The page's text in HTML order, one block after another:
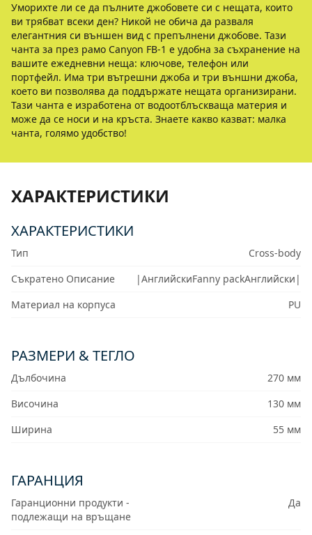
Уморихте ли се да пълните джобовете си с нещата, които
ви трябват всеки ден? Никой не обича да разваля
елегантния си външен вид с препълнени джобове. Тази
чанта за през рамо Canyon FB-1 е удобна за съхранение на
вашите ежедневни неща: ключове, телефон или
портфейл. Има три вътрешни джоба и три външни джоба,
което ви позволява да поддържате нещата организирани.
Тази чанта е изработена от водоотблъскваща материя и
може да се носи и на кръста. Знаете какво казват: малка
чанта, голямо удобство!
ХАРАКТЕРИСТИКИ
ХАРАКТЕРИСТИКИ
Тип
Cross-body
Съкратено Описание
|АнглийскиFanny packАнглийски|
Материал на корпуса
PU
РАЗМЕРИ & ТЕГЛО
Дълбочина
270 мм
Височина
130 мм
Ширина
55 мм
ГАРАНЦИЯ
Гаранционни продукти -
подлежащи на връщане
Да